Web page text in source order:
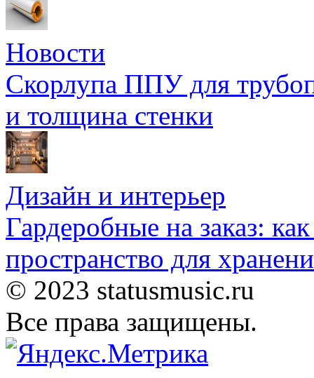
Новости
Скорлупа ППУ для
и толщина стенки
Дизайн и интерьер
Гардеробные на заказ:
пространство для
© 2023 statusmusic.ru
Все права защищены.